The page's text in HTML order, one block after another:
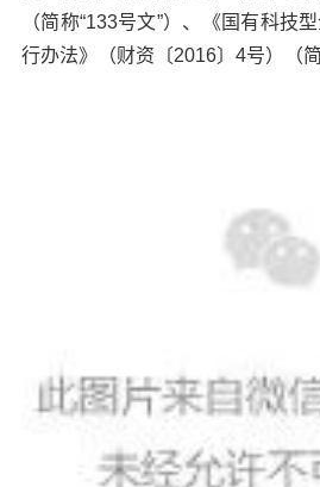
（简称“133号文”）、《国有科技
行办法》（财资〔2016〕4号）（简